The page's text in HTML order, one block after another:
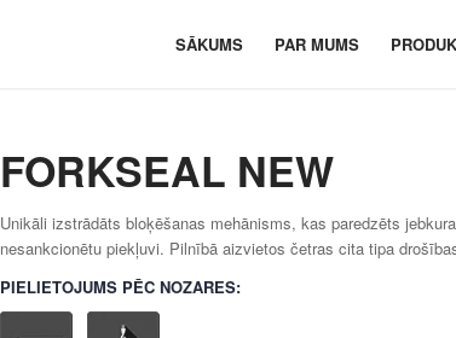
SĀKUMS PAR MUMS
FORKSEAL NEW
Unikāli izstrādāts bloķēšanas mehānisms, kas paredzēts
nesankcionētu piekļuvi. Pilnībā aizvietos četras cita tipa
PIELIETOJUMS PĒC NOZARES: